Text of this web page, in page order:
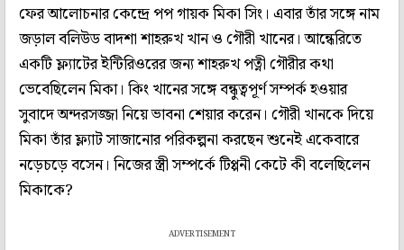
ফের আলোচনার কেন্দ্রে পপ গায়ক মিকা সিং। এবার তাঁর সঙ্গে নাম
জড়াল বলিউড বাদশা শাহরুখ খান ও গৌরী খানের। আন্ধেরিতে
একটি ফ্ল্যাটের ইন্টিরিওরের জন্য শাহরুখ পত্নী গৌরীর কথা
ভেবেছিলেন মিকা। কিং খানের সঙ্গে বন্ধুত্বপূর্ণ সম্পর্ক হওয়ার
সুবাদে অন্দরসজ্জা নিয়ে ভাবনা শেয়ার করেন। গৌরী খানকে দিয়ে
মিকা তাঁর ফ্ল্যাট সাজানোর পরিকল্পনা করছেন শুনেই একেবারে
নড়েচড়ে বসেন। নিজের স্ত্রী সম্পর্কে টিপ্পনী কেটে কী বলেছিলেন
মিকাকে?
ADVERTISEMENT